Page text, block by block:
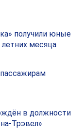
получили юные
месяца
в должности
Трэвел»